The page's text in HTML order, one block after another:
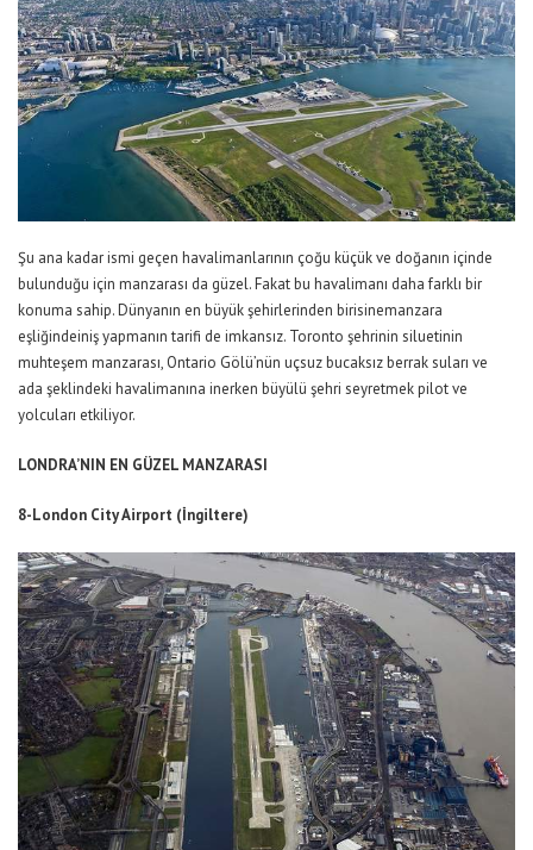
Şu ana kadar ismi geçen havalimanlarının çoğu küçük ve doğanın içinde
bulunduğu için manzarası da güzel. Fakat bu havalimanı daha farklı bir
konuma sahip. Dünyanın en büyük şehirlerinden birisinemanzara
eşliğindeiniş yapmanın tarifi de imkansız. Toronto şehrinin siluetinin
muhteşem manzarası, Ontario Gölü’nün uçsuz bucaksız berrak suları ve
ada şeklindeki havalimanına inerken büyülü şehri seyretmek pilot ve
yolcuları etkiliyor.
LONDRA’NIN EN GÜZEL MANZARASI
8-London City Airport (İngiltere)